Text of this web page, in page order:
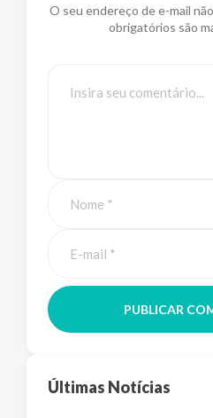
O seu endereço de e-mail
obrigatórios são
PUBLICAR
Últimas Notícias